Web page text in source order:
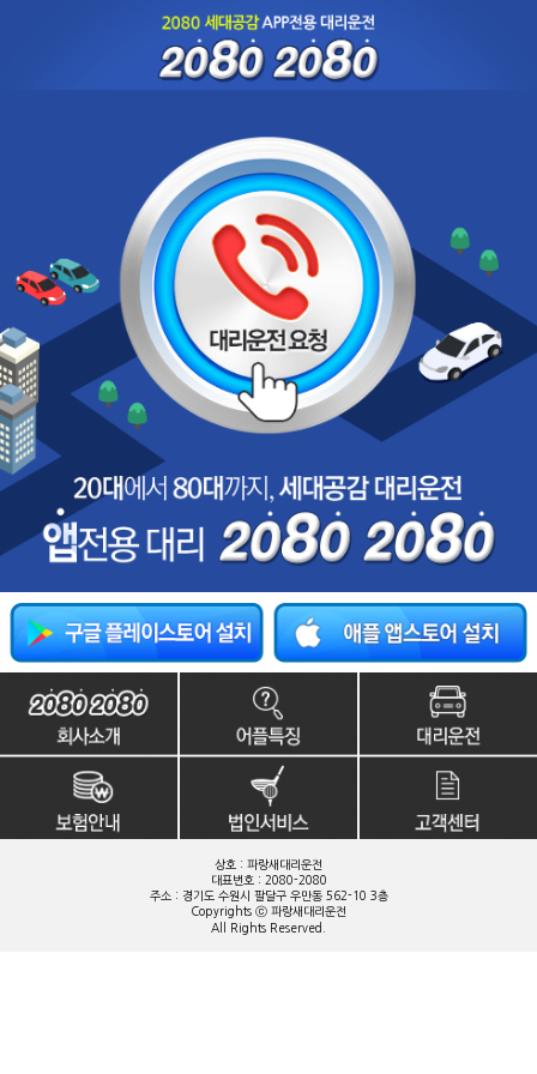
상호 : 파랑새대리운전
대표번호 : 2080-2080
주소 : 경기도 수원시 팔달구 우만동 562-10 3층
Copyrights ⓒ 파랑새대리운전
All Rights Reserved.